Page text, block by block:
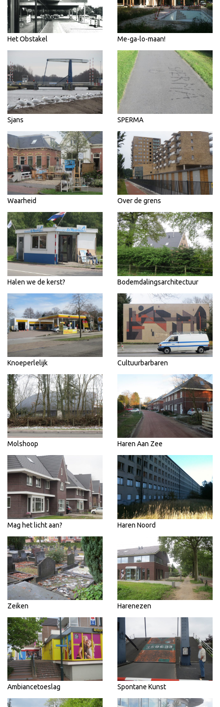
Het Obstakel Me-ga-lo-maan!
Sjans SPERMA
Waarheid Over de grens
Halen we de kerst? Bodemdalingsarchitectuur
Knoeperlelijk Cultuurbarbaren
Molshoop Haren Aan Zee
Mag het licht aan? Haren Noord
Zeiken Harenezen
Ambiancetoeslag Spontane Kunst